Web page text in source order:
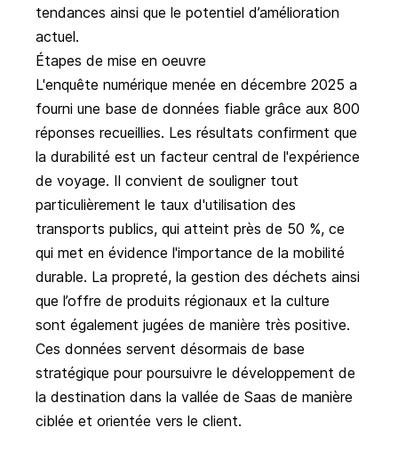
tendances ainsi que le potentiel d’amélioration
actuel.
Étapes de mise en oeuvre
L'enquête numérique menée en décembre 2025 a
fourni une base de données fiable grâce aux 800
réponses recueillies. Les résultats confirment que
la durabilité est un facteur central de l'expérience
de voyage. Il convient de souligner tout
particulièrement le taux d'utilisation des
transports publics, qui atteint près de 50 %, ce
qui met en évidence l'importance de la mobilité
durable. La propreté, la gestion des déchets ainsi
que l’offre de produits régionaux et la culture
sont également jugées de manière très positive.
Ces données servent désormais de base
stratégique pour poursuivre le développement de
la destination dans la vallée de Saas de manière
ciblée et orientée vers le client.